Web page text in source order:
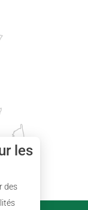
Description
les
des